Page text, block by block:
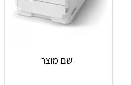
שם מוצר